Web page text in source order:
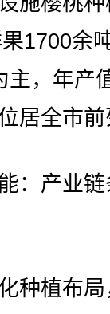
1700余
主，年产
居全市
产业链
植布局